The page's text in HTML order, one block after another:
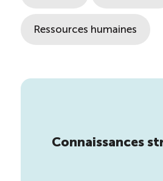
Ressources humaines
Connaissances